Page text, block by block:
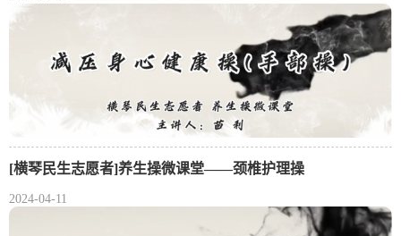
[横琴民生志愿者]养生操微课堂——颈椎护理操
2024-04-11